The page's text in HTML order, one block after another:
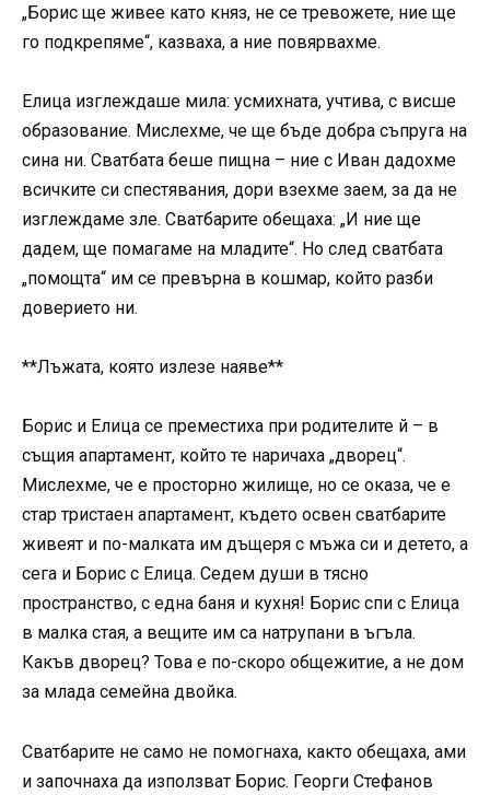
„Борис ще живее като княз, не се тревожете, ние ще
го подкрепяме“, казваха, а ние повярвахме.
Елица изглеждаше мила: усмихната, учтива, с висше
образование. Мислехме, че ще бъде добра съпруга на
сина ни. Сватбата беше пищна – ние с Иван дадохме
всичките си спестявания, дори взехме заем, за да не
изглеждаме зле. Сватбарите обещаха: „И ние ще
дадем, ще помагаме на младите“. Но след сватбата
„помощта“ им се превърна в кошмар, който разби
доверието ни.
**Лъжата, която излезе наяве**
Борис и Елица се преместиха при родителите й – в
същия апартамент, който те наричаха „дворец“.
Мислехме, че е просторно жилище, но се оказа, че е
стар тристаен апартамент, където освен сватбарите
живеят и по-малката им дъщеря с мъжа си и детето, а
сега и Борис с Елица. Седем души в тясно
пространство, с една баня и кухня! Борис спи с Елица
в малка стая, а вещите им са натрупани в ъгъла.
Какъв дворец? Това е по-скоро общежитие, а не дом
за млада семейна двойка.
Сватбарите не само не помогнаха, както обещаха, ами
и започнаха да използват Борис. Георги Стефанов